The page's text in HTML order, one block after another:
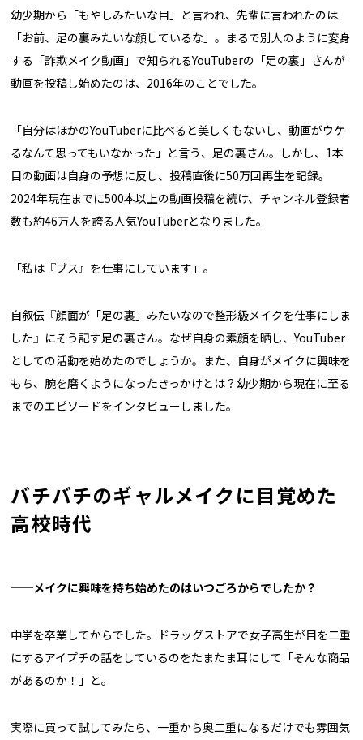
幼少期から「もやしみたいな目」と言われ、先輩に言われたのは
「お前、足の裏みたいな顔しているな」。まるで別人のように変身
する「詐欺メイク動画」で知られるYouTuberの「足の裏」さんが
動画を投稿し始めたのは、2016年のことでした。
「自分はほかのYouTuberに比べると美しくもないし、動画がウケ
るなんて思ってもいなかった」と言う、足の裏さん。しかし、1本
目の動画は自身の予想に反し、投稿直後に50万回再生を記録。
2024年現在までに500本以上の動画投稿を続け、チャンネル登録者
数も約46万人を誇る人気YouTuberとなりました。
「私は『ブス』を仕事にしています」。
自叙伝『顔面が「足の裏」みたいなので整形級メイクを仕事にしま
した』にそう記す足の裏さん。なぜ自身の素顔を晒し、YouTuber
としての活動を始めたのでしょうか。また、自身がメイクに興味を
もち、腕を磨くようになったきっかけとは？幼少期から現在に至る
までのエピソードをインタビューしました。
バチバチのギャルメイクに目覚めた
高校時代
──メイクに興味を持ち始めたのはいつごろからでしたか？
中学を卒業してからでした。ドラッグストアで女子高生が目を二重
にするアイプチの話をしているのをたまたま耳にして「そんな商品
があるのか！」と。
実際に買って試してみたら、一重から奥二重になるだけでも雰囲気